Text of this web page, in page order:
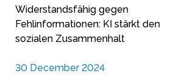
Widerstandsfähig gegen
Fehlinformationen: KI stärkt den
sozialen Zusammenhalt
30 December 2024